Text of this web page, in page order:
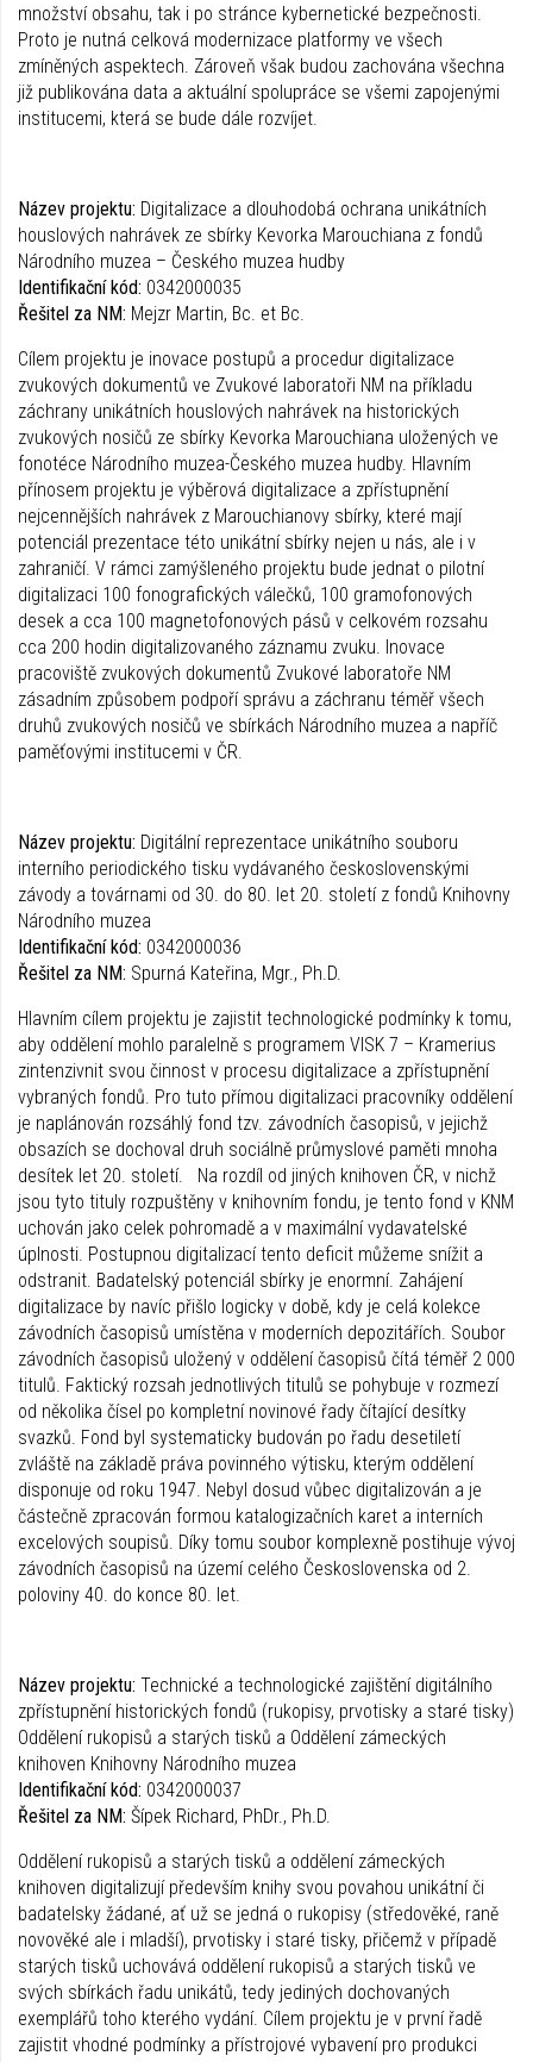
množství obsahu, tak i po stránce kybernetické bezpečnosti.
Proto je nutná celková modernizace platformy ve všech
zmíněných aspektech. Zároveň však budou zachována všechna
již publikována data a aktuální spolupráce se všemi zapojenými
institucemi, která se bude dále rozvíjet.
Název projektu: Digitalizace a dlouhodobá ochrana unikátních
houslových nahrávek ze sbírky Kevorka Marouchiana z fondů
Národního muzea – Českého muzea hudby
Identifikační kód: 0342000035
Řešitel za NM: Mejzr Martin, Bc. et Bc.
Cílem projektu je inovace postupů a procedur digitalizace
zvukových dokumentů ve Zvukové laboratoři NM na příkladu
záchrany unikátních houslových nahrávek na historických
zvukových nosičů ze sbírky Kevorka Marouchiana uložených ve
fonotéce Národního muzea-Českého muzea hudby. Hlavním
přínosem projektu je výběrová digitalizace a zpřístupnění
nejcennějších nahrávek z Marouchianovy sbírky, které mají
potenciál prezentace této unikátní sbírky nejen u nás, ale i v
zahraničí. V rámci zamýšleného projektu bude jednat o pilotní
digitalizaci 100 fonografických válečků, 100 gramofonových
desek a cca 100 magnetofonových pásů v celkovém rozsahu
cca 200 hodin digitalizovaného záznamu zvuku. Inovace
pracoviště zvukových dokumentů Zvukové laboratoře NM
zásadním způsobem podpoří správu a záchranu téměř všech
druhů zvukových nosičů ve sbírkách Národního muzea a napříč
paměťovými institucemi v ČR.
Název projektu: Digitální reprezentace unikátního souboru
interního periodického tisku vydávaného československými
závody a továrnami od 30. do 80. let 20. století z fondů Knihovny
Národního muzea
Identifikační kód: 0342000036
Řešitel za NM: Spurná Kateřina, Mgr., Ph.D.
Hlavním cílem projektu je zajistit technologické podmínky k tomu,
aby oddělení mohlo paralelně s programem VISK 7 – Kramerius
zintenzivnit svou činnost v procesu digitalizace a zpřístupnění
vybraných fondů. Pro tuto přímou digitalizaci pracovníky oddělení
je naplánován rozsáhlý fond tzv. závodních časopisů, v jejichž
obsazích se dochoval druh sociálně průmyslové paměti mnoha
desítek let 20. století. Na rozdíl od jiných knihoven ČR, v nichž
jsou tyto tituly rozpuštěny v knihovním fondu, je tento fond v KNM
uchován jako celek pohromadě a v maximální vydavatelské
úplnosti. Postupnou digitalizací tento deficit můžeme snížit a
odstranit. Badatelský potenciál sbírky je enormní. Zahájení
digitalizace by navíc přišlo logicky v době, kdy je celá kolekce
závodních časopisů umístěna v moderních depozitářích. Soubor
závodních časopisů uložený v oddělení časopisů čítá téměř 2 000
titulů. Faktický rozsah jednotlivých titulů se pohybuje v rozmezí
od několika čísel po kompletní novinové řady čítající desítky
svazků. Fond byl systematicky budován po řadu desetiletí
zvláště na základě práva povinného výtisku, kterým oddělení
disponuje od roku 1947. Nebyl dosud vůbec digitalizován a je
částečně zpracován formou katalogizačních karet a interních
excelových soupisů. Díky tomu soubor komplexně postihuje vývoj
závodních časopisů na území celého Československa od 2.
poloviny 40. do konce 80. let.
Název projektu: Technické a technologické zajištění digitálního
zpřístupnění historických fondů (rukopisy, prvotisky a staré tisky)
Oddělení rukopisů a starých tisků a Oddělení zámeckých
knihoven Knihovny Národního muzea
Identifikační kód: 0342000037
Řešitel za NM: Šípek Richard, PhDr., Ph.D.
Oddělení rukopisů a starých tisků a oddělení zámeckých
knihoven digitalizují především knihy svou povahou unikátní či
badatelsky žádané, ať už se jedná o rukopisy (středověké, raně
novověké ale i mladší), prvotisky i staré tisky, přičemž v případě
starých tisků uchovává oddělení rukopisů a starých tisků ve
svých sbírkách řadu unikátů, tedy jediných dochovaných
exemplářů toho kterého vydání. Cílem projektu je v první řadě
zajistit vhodné podmínky a přístrojové vybavení pro produkci